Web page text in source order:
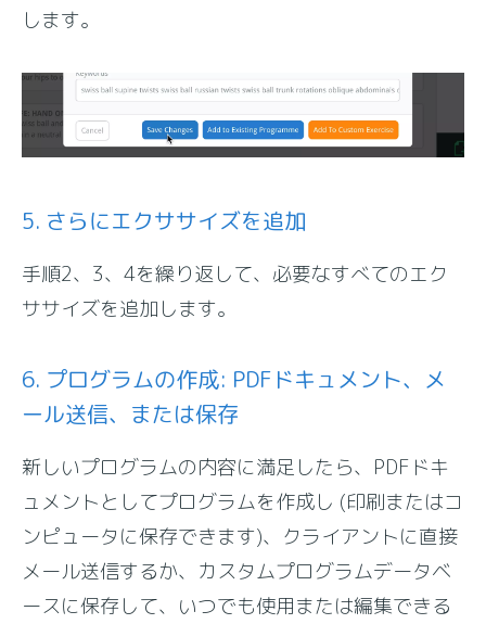
します。
5. さらにエクササイズを追加
手順2、3、4を繰り返して、必要なすべてのエク
ササイズを追加します。
6. プログラムの作成: PDFドキュメント、メ
ール送信、または保存
新しいプログラムの内容に満足したら、PDFドキ
ュメントとしてプログラムを作成し (印刷またはコ
ンピュータに保存できます)、クライアントに直接
メール送信するか、カスタムプログラムデータベ
ースに保存して、いつでも使用または編集できる